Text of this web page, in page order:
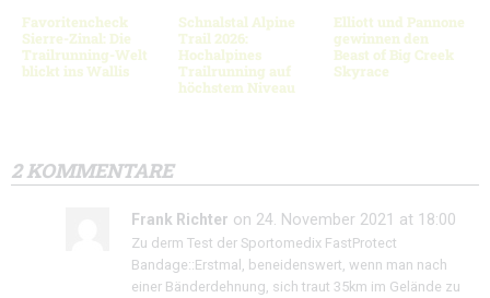
Favoritencheck
Sierre-Zinal: Die
Trailrunning-Welt
blickt ins Wallis
Schnalstal Alpine
Trail 2026:
Hochalpines
Trailrunning auf
höchstem Niveau
Elliott und Pannone
gewinnen den
Beast of Big Creek
Skyrace
2 KOMMENTARE
Frank Richter on 24. November 2021 at 18:00
Zu derm Test der Sportomedix FastProtect
Bandage::Erstmal, beneidenswert, wenn man nach
einer Bänderdehnung, sich traut 35km im Gelände zu